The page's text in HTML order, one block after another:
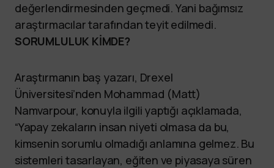
değerlendirmesinden geçmedi. Yani bağımsız
araştırmacılar tarafından teyit edilmedi.
SORUMLULUK KİMDE?
Araştırmanın baş yazarı, Drexel
Üniversitesi’nden Mohammad (Matt)
Namvarpour, konuyla ilgili yaptığı açıklamada,
“Yapay zekaların insan niyeti olmasa da bu,
kimsenin sorumlu olmadığı anlamına gelmez. Bu
sistemleri tasarlayan, eğiten ve piyasaya süren